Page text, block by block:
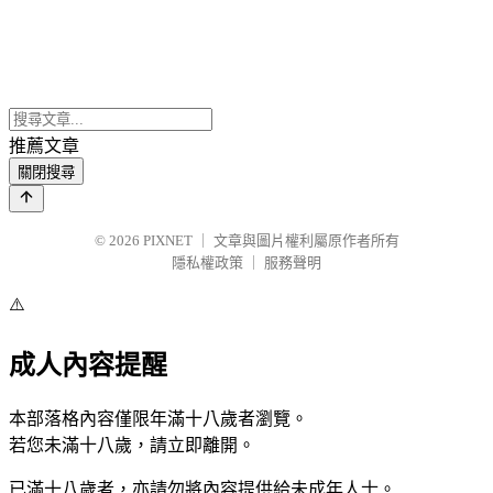
推薦文章
關閉搜尋
© 2026 PIXNET
文章與圖片權利屬原作者所有
隱私權政策
服務聲明
⚠️
成人內容提醒
本部落格內容僅限年滿十八歲者瀏覽。
若您未滿十八歲，請立即離開。
已滿十八歲者，亦請勿將內容提供給未成年人士。